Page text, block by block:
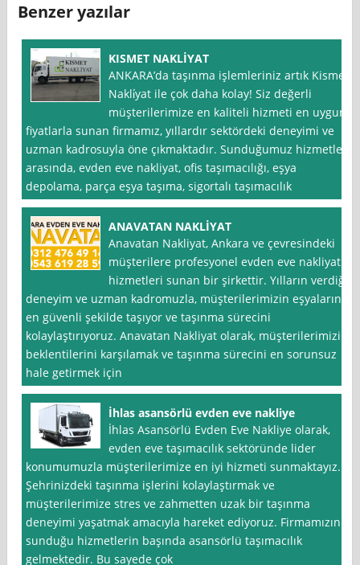
Benzer yazılar
KISMET NAKLİYAT
ANKARA’da taşınma işlemleriniz artık Kismet
Nakli̇yat ile çok daha kolay! Siz değerli
müşterilerimize en kaliteli hizmeti en uygun
fiyatlarla sunan firmamız, yıllardır sektördeki deneyimi ve
uzman kadrosuyla öne çıkmaktadır. Sunduğumuz hizmetler
arasında, evden eve nakliyat, ofis taşımacılığı, eşya
depolama, parça eşya taşıma, sigortalı taşımacılık
ANAVATAN NAKLİYAT
Anavatan Nakliyat, Ankara ve çevresindeki
müşterilere profesyonel evden eve nakliyat
hizmetleri sunan bir şirkettir. Yılların verdiği
deneyim ve uzman kadromuzla, müşterilerimizin eşyalarını
en güvenli şekilde taşıyor ve taşınma sürecini
kolaylaştırıyoruz. Anavatan Nakliyat olarak, müşterilerimizin
beklentilerini karşılamak ve taşınma sürecini en sorunsuz
hale getirmek için
İhlas asansörlü evden eve nakliye
İhlas Asansörlü Evden Eve Nakliye olarak,
evden eve taşımacılık sektöründe lider
konumumuzla müşterilerimize en iyi hizmeti sunmaktayız.
Şehrinizdeki taşınma işlerini kolaylaştırmak ve
müşterilerimize stres ve zahmetten uzak bir taşınma
deneyimi yaşatmak amacıyla hareket ediyoruz. Firmamızın
sunduğu hizmetlerin başında asansörlü taşımacılık
gelmektedir. Bu sayede çok